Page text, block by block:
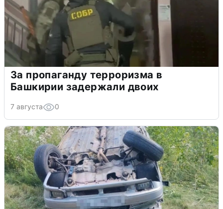
За пропаганду терроризма в
Башкирии задержали двоих
7 августа 0